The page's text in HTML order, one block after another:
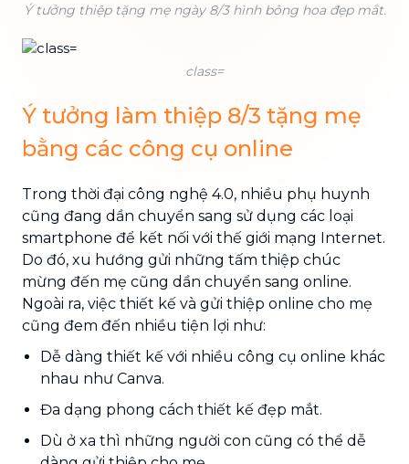
Ý tưởng thiệp tặng mẹ ngày 8/3 hình bông hoa đẹp mắt.
class=
Ý tưởng làm thiệp 8/3 tặng mẹ
bằng các công cụ online
Trong thời đại công nghệ 4.0, nhiều phụ huynh
cũng đang dần chuyển sang sử dụng các loại
smartphone để kết nối với thế giới mạng Internet.
Do đó, xu hướng gửi những tấm thiệp chúc
mừng đến mẹ cũng dần chuyển sang online.
Ngoài ra, việc thiết kế và gửi thiệp online cho mẹ
cũng đem đến nhiều tiện lợi như:
Dễ dàng thiết kế với nhiều công cụ online khác
nhau như Canva.
Đa dạng phong cách thiết kế đẹp mắt.
Dù ở xa thì những người con cũng có thể dễ